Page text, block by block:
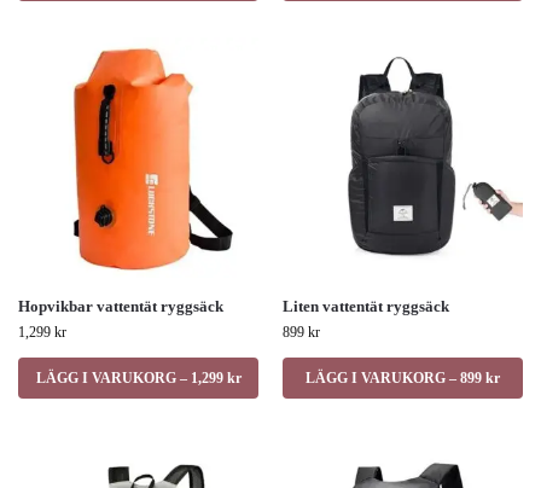
Hopvikbar vattentät ryggsäck
1,299 kr
LÄGG I VARUKORG – 1,299 kr
Liten vattentät ryggsäck
899 kr
LÄGG I VARUKORG – 899 kr